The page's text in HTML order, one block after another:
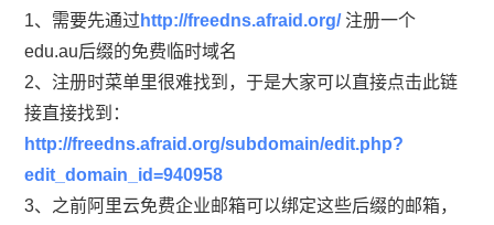
1、需要先通过 http://freedns.afraid.org/注册一个
edu.au后缀的免费临时域名
2、注册时菜单里很难找到，于是大家可以直接点击此链
接直接找到：
http://freedns.afraid.org/subdomain/edit.php?
edit_domain_id=940958
3、之前阿里云免费企业邮箱可以绑定这些后缀的邮箱，